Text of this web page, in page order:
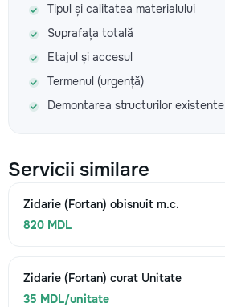
Tipul și calitatea materialului
Suprafața totală
Etajul și accesul
Termenul (urgență)
Demontarea structurilor existente
Servicii similare
Zidarie (Fortan) obisnuit m.c.
820 MDL
Zidarie (Fortan) curat Unitate
35 MDL/unitate